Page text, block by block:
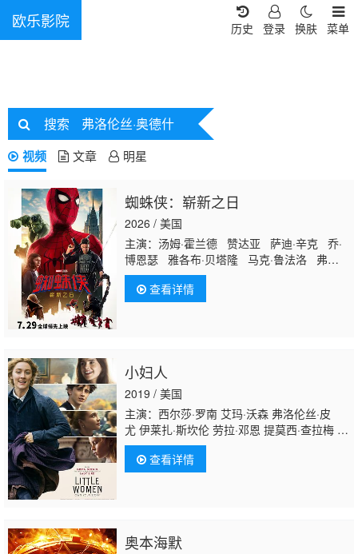
欧乐影院 菜单
换肤
登录
历史
搜索 弗洛伦丝·奥德什
视频 文章 明星
蜘蛛侠：崭新之日
2026 / 美国
主演：汤姆·霍兰德 赞达亚 萨迪·辛克 乔·
博恩瑟 雅各布·贝塔隆 马克·鲁法洛 弗洛伦
丝·皮尤 莉莎·科伦-扎亚斯 特拉梅尔·提尔曼
玛丽莎·托梅 迈克尔·曼多 娜奥米·沃茨 凯
斯·大卫 马文·琼斯三世 奥利维亚·布斯-福特
查看详情
小妇人
2019 / 美国
主演：西尔莎·罗南 艾玛·沃森 弗洛伦丝·皮
尤 伊莱扎·斯坎伦 劳拉·邓恩 提莫西·查拉梅 梅
丽尔·斯特里普 鲍勃·奥登科克 詹姆斯·诺顿 路
易·加瑞尔 克里斯·库珀 崔西·莱茨 艾比·奎
因 萨沙·弗若洛娃 莉莉·恩格勒特 爱德华德·弗
查看详情
奥本海默